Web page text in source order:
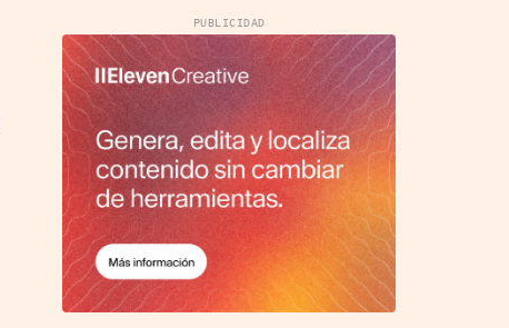
PUBLICIDAD